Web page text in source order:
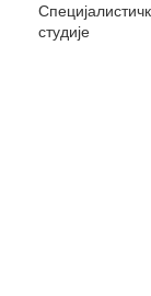
студије